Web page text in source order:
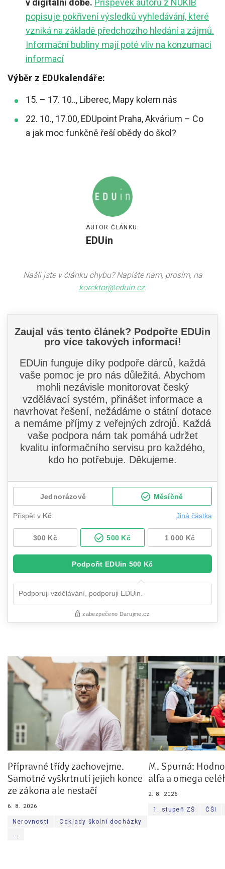
v digitální době. Příspěvek autorů z NÚKIB
popisuje pokřivení výsledků vyhledávání, které
vzniká na základě předchozího hledání a zájmů.
Informační bubliny mají poté vliv na konzumaci
informací
Výběr z EDUkalendáře:
15. – 17. 10.., Liberec, Mapy kolem nás
22. 10., 17.00, EDUpoint Praha, Akvárium – Co
a jak moc funkčně řeší obědy do škol?
AUTOR ČLÁNKU:
EDUin
Našli jste v článku chybu? Napište nám, prosím, na
korektor@eduin.cz.
Přípravné třídy zachovejme.
Samotné vyškrtnutí jejich konce
ze zákona ale nestačí
6. 8. 2026
Nerovnosti
Odklady školní docházky
...
M. Spurná:
alfa a omega
2. 8. 2026
1. stupeň ZŠ ČŠI